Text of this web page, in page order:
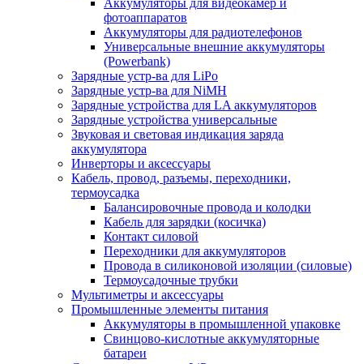
Аккумуляторы для видеокамер и
фотоаппаратов
Аккумуляторы для радиотелефонов
Универсальные внешние аккумуляторы
(Powerbank)
Зарядные устр-ва для LiPo
Зарядные устр-ва для NiMH
Зарядные устройства для LA аккумуляторов
Зарядные устройства универсальные
Звуковая и световая индикация заряда
аккумулятора
Инверторы и аксессуары
Кабель, провод, разъемы, переходники,
термоусадка
Балансировочные провода и колодки
Кабель для зарядки (косичка)
Контакт силовой
Переходники для аккумуляторов
Провода в силиконовой изоляции (силовые)
Термоусадочные трубки
Мультиметры и аксессуары
Промышленные элементы питания
Аккумуляторы в промышленной упаковке
Свинцово-кислотные аккумуляторные
батареи